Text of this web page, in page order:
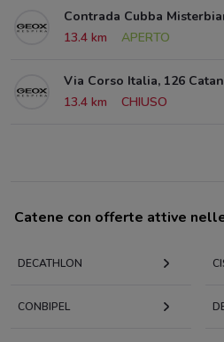
Contrada Cubba
13.4 km
APERTO
Via Corso Italia, 126
13.4 km
CHIUSO
Catene con offerte attive
DECATHLON
CONBIPEL